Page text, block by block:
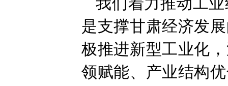
我们着力推动工
是支撑甘肃经济发
极推进新型工业化
领赋能、产业结构